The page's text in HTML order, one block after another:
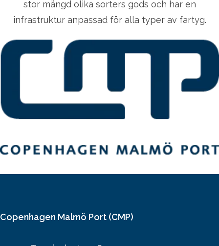
stor mängd olika sorters gods och har en
infrastruktur anpassad för alla typer av fartyg.
Copenhagen Malmö Port (CMP)